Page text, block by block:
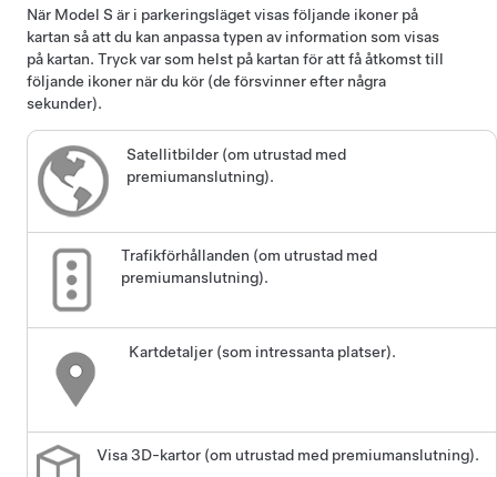
När Model S är i parkeringsläget visas följande ikoner på
kartan så att du kan anpassa typen av information som visas
på kartan. Tryck var som helst på kartan för att få åtkomst till
följande ikoner när du kör (de försvinner efter några
sekunder).
Satellitbilder (om utrustad med
premiumanslutning).
Trafikförhållanden (om utrustad med
premiumanslutning).
Kartdetaljer (som intressanta platser).
Visa 3D-kartor (om utrustad med premiumanslutning).